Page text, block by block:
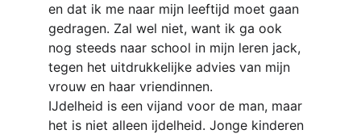
en dat ik me naar mijn leeftijd moet gaan
gedragen. Zal wel niet, want ik ga ook
nog steeds naar school in mijn leren jack,
tegen het uitdrukkelijke advies van mijn
vrouw en haar vriendinnen.
IJdelheid is een vijand voor de man, maar
het is niet alleen ijdelheid. Jonge kinderen